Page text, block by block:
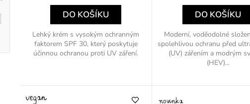
DO KOŠÍKU
Lehký krém s vysokým ochranným
faktorem SPF 30, který poskytuje
účinnou ochranou proti UV záření.
DO KOŠÍKU
Moderní, voděodolné
spolehlivou ochranu před
(UV) zářením a modrým
(HEV)...